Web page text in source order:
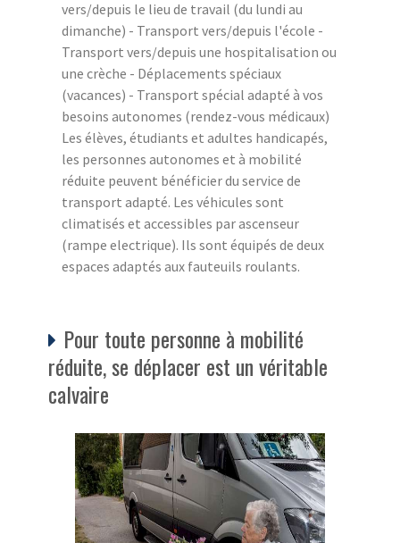
vers/depuis le lieu de travail (du lundi au
dimanche) - Transport vers/depuis l'école -
Transport vers/depuis une hospitalisation ou
une crèche - Déplacements spéciaux
(vacances) - Transport spécial adapté à vos
besoins autonomes (rendez-vous médicaux)
Les élèves, étudiants et adultes handicapés,
les personnes autonomes et à mobilité
réduite peuvent bénéficier du service de
transport adapté. Les véhicules sont
climatisés et accessibles par ascenseur
(rampe electrique). Ils sont équipés de deux
espaces adaptés aux fauteuils roulants.
Pour toute personne à mobilité
réduite, se déplacer est un véritable
calvaire